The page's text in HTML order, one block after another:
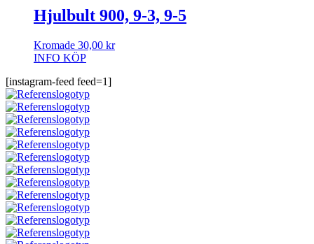
Hjulbult 900, 9-3, 9-5
Kromade 30,00 kr
INFO KÖP
[instagram-feed feed=1]